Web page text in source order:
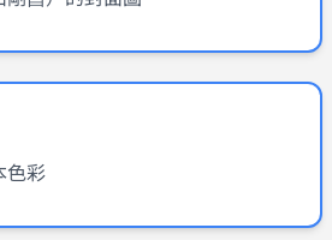
色彩